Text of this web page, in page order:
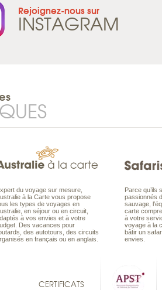
Rejoignez-nous sur
INSTAGRAM
du voyage sur mesure,
à la Carte vous propose
les types de voyages en
en séjour ou en circuit,
à vos envies et à votre
Des vacances pour
des autotours, des circuits
en français ou en anglais.
Parce qu’ils
passionnés
sauvage,
carte
à votre
voyage à la
bâtir un
envies.
CERTIFICATS